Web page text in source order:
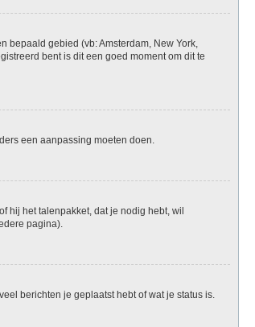
bepaald gebied (vb: Amsterdam, New York,
bent is dit een goed moment om dit te
een aanpassing moeten doen.
hij het talenpakket, dat je nodig hebt, wil
pagina).
berichten je geplaatst hebt of wat je status is.